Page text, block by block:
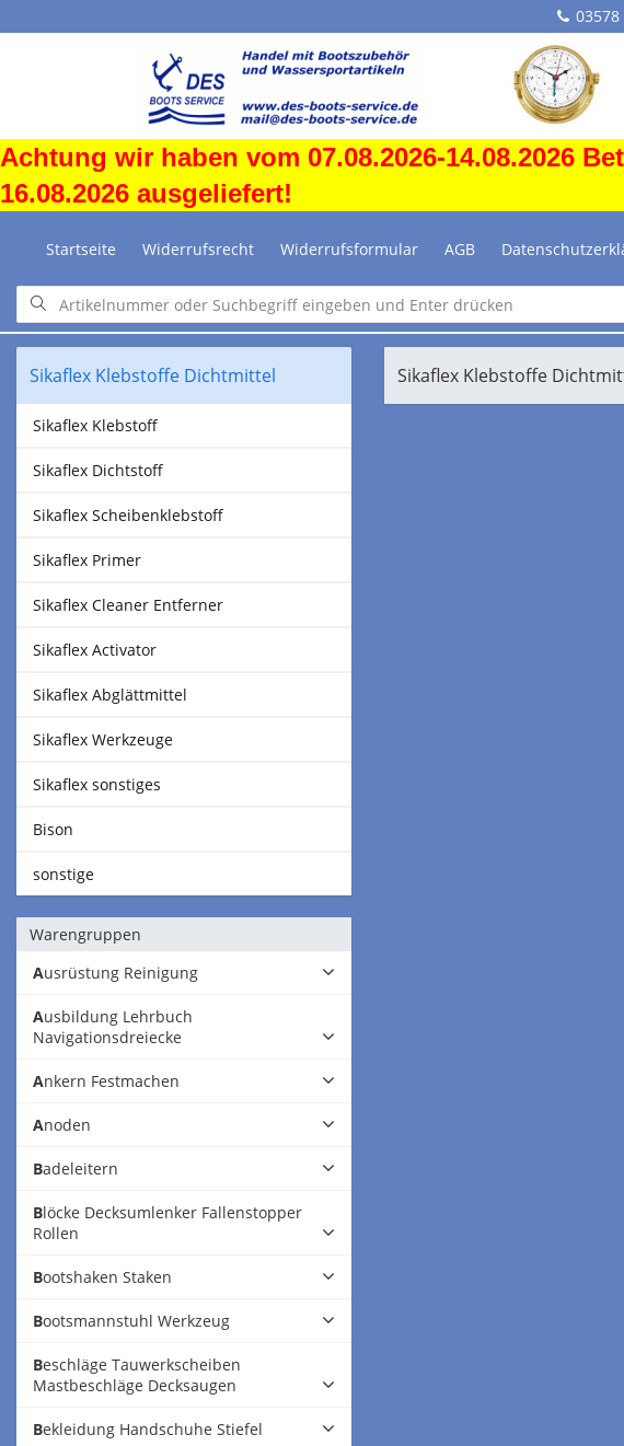
03578
Achtung wir haben vom 07.08.2026-14.08.2026
16.08.2026 ausgeliefert!
Startseite Widerrufsrecht Widerrufsformular AGB
Sikaflex Klebstoffe Dichtmittel
Sikaflex Klebstoff
Sikaflex Dichtstoff
Sikaflex Scheibenklebstoff
Sikaflex Primer
Sikaflex Cleaner Entferner
Sikaflex Activator
Sikaflex Abglättmittel
Sikaflex Werkzeuge
Sikaflex sonstiges
Bison
sonstige
Warengruppen
Ausrüstung Reinigung
Ausbildung Lehrbuch
Navigationsdreiecke
Ankern Festmachen
Anoden
Badeleitern
Blöcke Decksumlenker Fallenstopper
Rollen
Bootshaken Staken
Bootsmannstuhl Werkzeug
Beschläge Tauwerkscheiben
Mastbeschläge Decksaugen
Bekleidung Handschuhe Stiefel
Sikaflex Klebstoffe